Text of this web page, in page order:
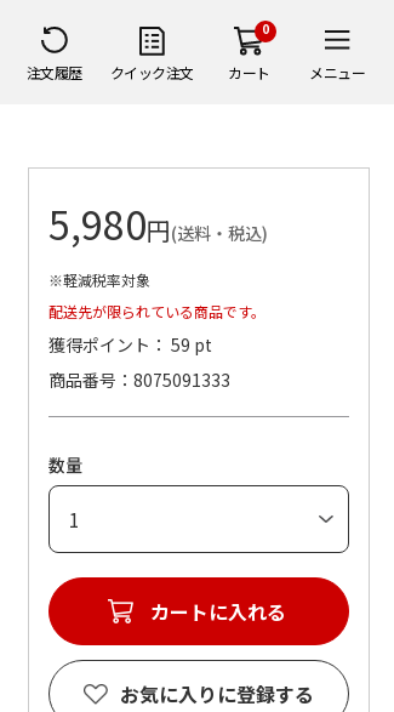
注文履歴 クイック注文
0
カート メニュー
5,980円(送料・税込)
※軽減税率対象
配送先が限られている商品です。
獲得ポイント： 59 pt
商品番号
8075091333
数量
カートに入れる
お気に入りに登録する